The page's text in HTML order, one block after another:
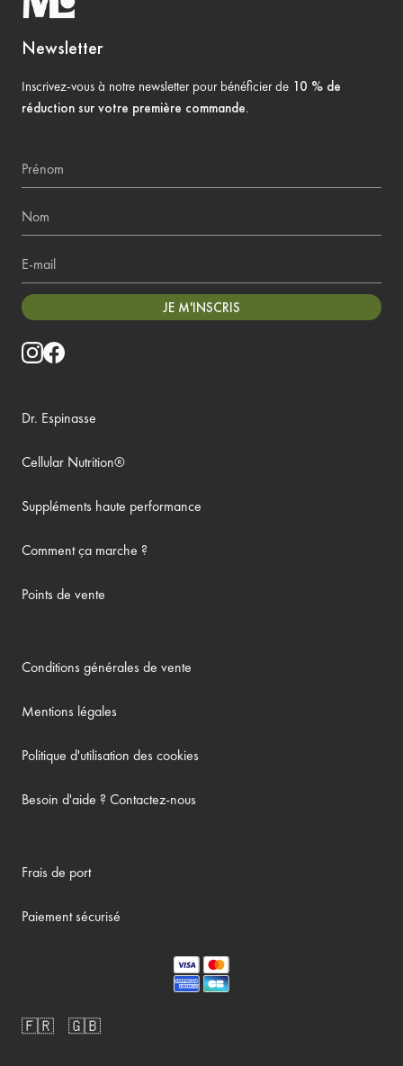
Newsletter
Inscrivez-vous à notre newsletter pour bénéficier de 10 % de
réduction sur votre première commande.
Nom
E-mail
JE M'INSCRIS
Dr. Espinasse
Cellular Nutrition®
Suppléments haute performance
Comment ça marche ?
Points de vente
Conditions générales de vente
Mentions légales
Politique d'utilisation des cookies
Besoin d'aide ? Contactez-nous
Frais de port
Paiement sécurisé
🇫🇷 🇬🇧